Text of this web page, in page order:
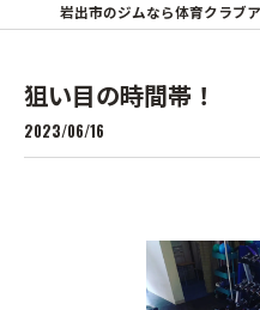
狙い目の時間帯！
2023/06/16